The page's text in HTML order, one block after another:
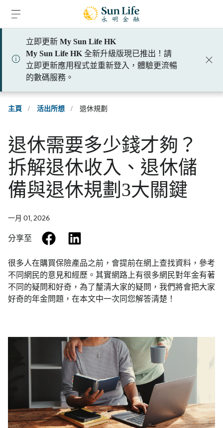
立即更新 My Sun Life HK
My Sun Life HK 全新升級版現已推出！請
立即更新應用程式並重新登入，體驗更流暢
的數碼服務。
主頁 / 活出所想 / 退休規劃
退休需要多少錢才夠？
拆解退休收入、退休儲
備與退休規劃3大關鍵
一月 01, 2026
分享至 facebook
很多人在購買保險產品之前，會提前在網上查找資料，參考
不同網民的意見和經歷。其實網路上有很多網民對年金有著
不同的疑問和好奇，為了釐清大家的疑問，我們將會把大家
好奇的年金問題，在本文中一次同您解答清楚！